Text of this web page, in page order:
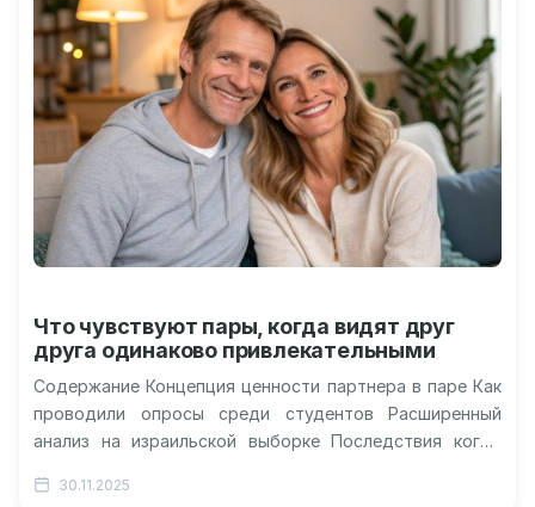
Что чувствуют пары, когда видят друг
друга одинаково привлекательными
Содержание Концепция ценности партнера в паре Как
проводили опросы среди студентов Расширенный
анализ на израильской выборке Последствия когда
самооценки в…
30.11.2025